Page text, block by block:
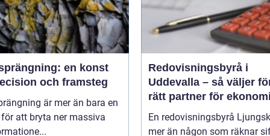
en konst
och framsteg
är mer än bara en
att bryta ner massiva
Redovisningsbyrå i
Uddevalla – så väljer
rätt partner för
En redovisningsbyrå
mer än någon som räknar